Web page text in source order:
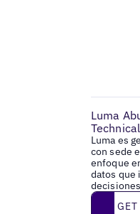
Luma
Luma es
con sede
enfoque
datos que
Get in